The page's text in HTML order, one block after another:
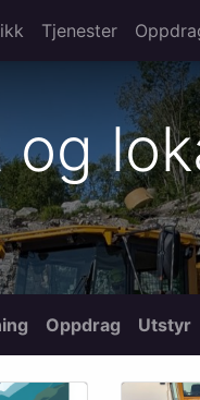
Tjenester
og
Oppdrag Utstyr